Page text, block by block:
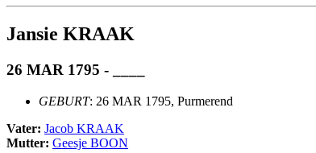
Jansie KRAAK
26 MAR 1795 - ____
GEBURT: 26 MAR 1795, Purmerend
Vater: Jacob KRAAK
Mutter: Geesje BOON